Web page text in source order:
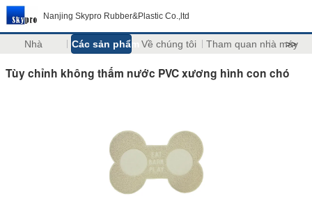
Nanjing Skypro Rubber&Plastic Co.,ltd
Nhà Các sản phẩm Về chúng tôi Tham quan nhà máy
>>
Tùy chỉnh không thấm nước PVC xương hình con chó